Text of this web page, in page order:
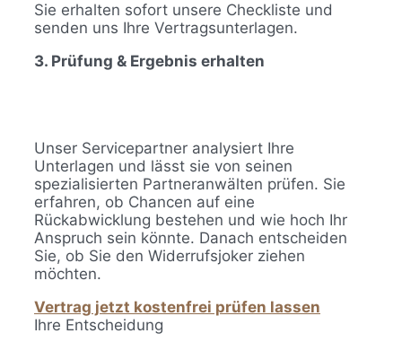
Sie erhalten sofort unsere Checkliste und
senden uns Ihre Vertragsunterlagen.
3. Prüfung & Ergebnis erhalten
Unser Servicepartner analysiert Ihre
Unterlagen und lässt sie von seinen
spezialisierten Partneranwälten prüfen. Sie
erfahren, ob Chancen auf eine
Rückabwicklung bestehen und wie hoch Ihr
Anspruch sein könnte. Danach entscheiden
Sie, ob Sie den Widerrufsjoker ziehen
möchten.
Vertrag jetzt kostenfrei prüfen lassen
Ihre Entscheidung